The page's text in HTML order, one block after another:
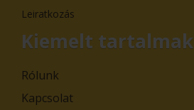
Leiratkozás
Kiemelt tartalmak
Rólunk
Kapcsolat